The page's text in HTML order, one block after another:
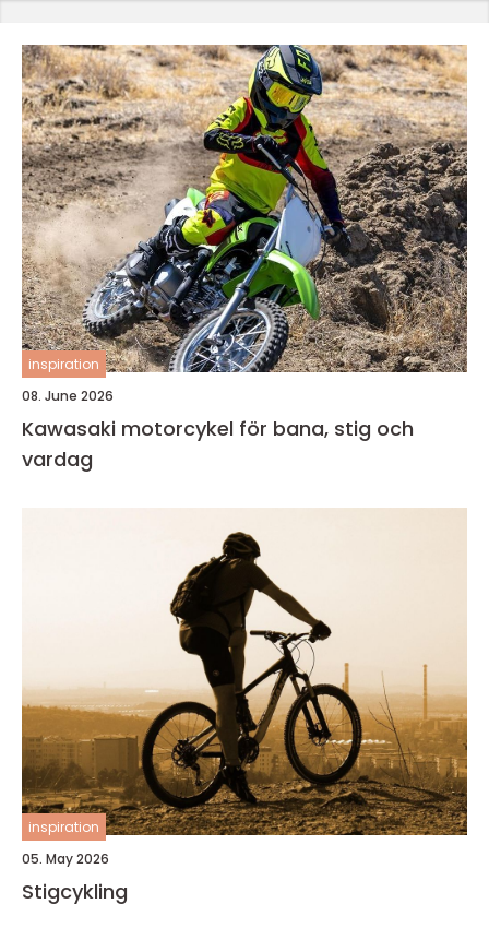
inspiration
08. June 2026
Kawasaki motorcykel för bana, stig och
vardag
inspiration
05. May 2026
Stigcykling